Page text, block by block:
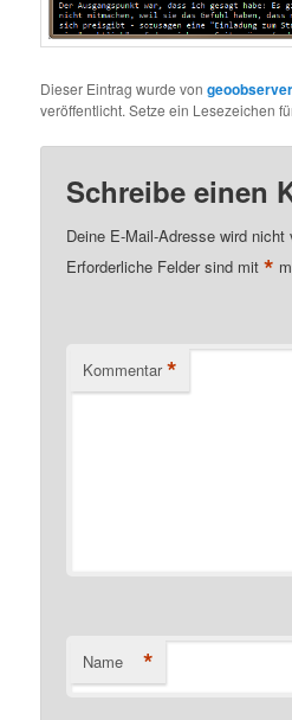
Dieser Eintrag wurde vongeoobserver
veröffentlicht. Setze ein Lesezeichen
Schreibe einen
Deine E-Mail-Adresse wird nicht
Erforderliche Felder sind mit*
Kommentar *
Name *